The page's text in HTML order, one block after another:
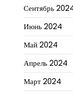
Сентябрь
Июнь 2024
Май 2024
Апрель 2024
Март 2024